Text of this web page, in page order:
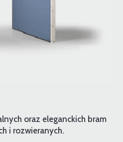
oraz eleganckich bram
i rozwieranych.